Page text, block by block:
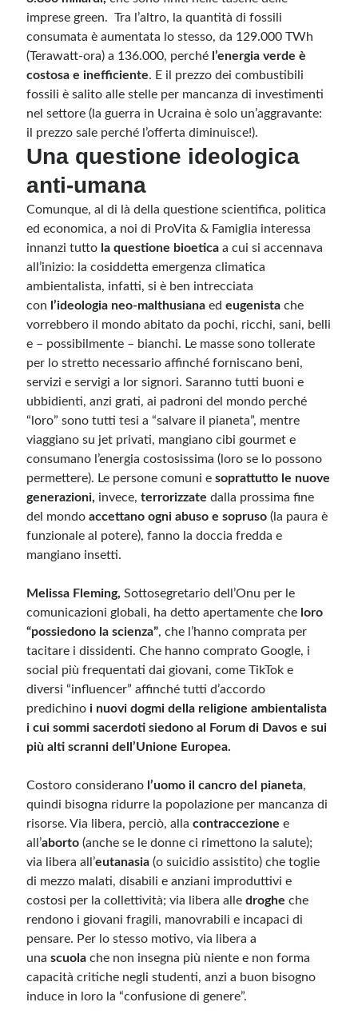
imprese green. Tra l’altro, la quantità di fossili
consumata è aumentata lo stesso, da 129.000 TWh
(Terawatt-ora) a 136.000, perché l’energia verde è
costosa e inefficiente. E il prezzo dei combustibili
fossili è salito alle stelle per mancanza di investimenti
nel settore (la guerra in Ucraina è solo un’aggravante:
il prezzo sale perché l’offerta diminuisce!).
Una questione ideologica
anti-umana
Comunque, al di là della questione scientifica, politica
ed economica, a noi di ProVita & Famiglia interessa
innanzi tutto la questione bioeticaa cui si accennava
all’inizio: la cosiddetta emergenza climatica
ambientalista, infatti, si è ben intrecciata
con
l’ideologia neo-malthusiana edeugenista che
vorrebbero il mondo abitato da pochi, ricchi, sani, belli
e – possibilmente – bianchi. Le masse sono tollerate
per lo stretto necessario affinché forniscano beni,
servizi e servigi a lor signori. Saranno tutti buoni e
ubbidienti, anzi grati, ai padroni del mondo perché
“loro” sono tutti tesi a “salvare il pianeta”, mentre
viaggiano su jet privati, mangiano cibi gourmet e
consumano l’energia costosissima (loro se lo possono
permettere). Le persone comuni esoprattutto le nuove
generazioni, invece,terrorizzate dalla prossima fine
del mondoaccettano ogni abuso e sopruso (la paura è
funzionale al potere), fanno la doccia fredda e
mangiano insetti.
Melissa Fleming, Sottosegretario dell’Onu per le
comunicazioni globali, ha detto apertamente che loro
“possiedono la scienza”, che l’hanno comprata per
tacitare i dissidenti. Che hanno comprato Google, i
social più frequentati dai giovani, come TikTok e
diversi “influencer” affinché tutti d’accordo
predichino i nuovi dogmi della religione ambientalista
i cui sommi sacerdoti siedono al Forum di Davos e sui
più alti scranni dell’Unione Europea.
Costoro considerano l’uomo il cancro del pianeta,
quindi bisogna ridurre la popolazione per mancanza di
risorse. Via libera, perciò, allacontraccezione e
all’aborto (anche se le donne ci rimettono la salute);
via libera all’eutanasia (o suicidio assistito) che toglie
di mezzo malati, disabili e anziani improduttivi e
costosi per la collettività; via libera alledroghe che
rendono i giovani fragili, manovrabili e incapaci di
pensare. Per lo stesso motivo, via libera a
unascuola che non insegna più niente e non forma
capacità critiche negli studenti, anzi a buon bisogno
induce in loro la “confusione di genere”.